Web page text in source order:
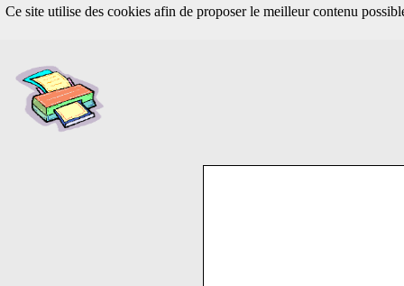
Ce site utilise des cookies afin de proposer le meilleur contenu